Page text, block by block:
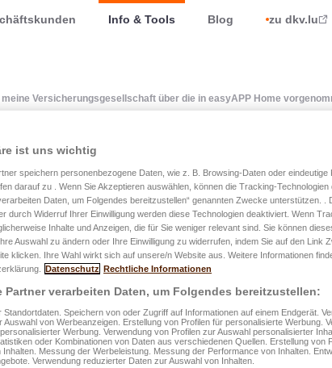
Info & Tools Blog zu dkv.lu
Versicherungsgesellschaft über die in easyAPP Home
Umfang werden mein
easyAPP Home
Änderungen
Änderungen und gestellten Anträge
LALUX-Gruppe weitergeleitet. Bei Schadensmeldungen
ist uns wichtig
speichern personenbezogene Daten, wie z. B. Browsing-Daten oder eindeutige
darauf zu . Wenn Sie Akzeptieren auswählen, können die Tracking-Technologien
Daten, um Folgendes bereitzustellen“ genannten Zwecke unterstützen. .
durch Widerruf Ihrer Einwilligung werden diese Technologien deaktiviert. Wenn
Inhalte und Anzeigen, die für Sie weniger relevant sind. Sie können
Auswahl zu ändern oder Ihre Einwilligung zu widerrufen, indem Sie auf den Link
klicken. Ihre Wahl wirkt sich auf unsere/n Website aus. Weitere Informationen
Datenschutz Rechtliche Informationen
Partner verarbeiten Daten, um Folgendes bereitzustellen:
Standortdaten. Speichern von oder Zugriff auf Informationen auf einem Endgerät.
Auswahl von Werbeanzeigen. Erstellung von Profilen für personalisierte Werbung.
Werbung. Verwendung von Profilen zur Auswahl personalisierter
oder Kombinationen von Daten aus verschiedenen Quellen. Erstellung von
Inhalten. Messung der Werbeleistung. Messung der Performance von Inhalten.
Verwendung reduzierter Daten zur Auswahl von Inhalten.